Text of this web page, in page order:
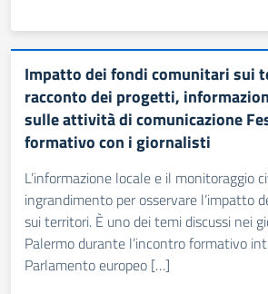
Impatto dei fondi comunitari sui
racconto dei progetti,
sulle attività di comunicazione
formativo con i giornalisti
L’informazione locale e il monitoraggio
ingrandimento per osservare l’impatto
sui territori. È uno dei temi discussi nei
Palermo durante l’incontro formativo
Parlamento europeo […]